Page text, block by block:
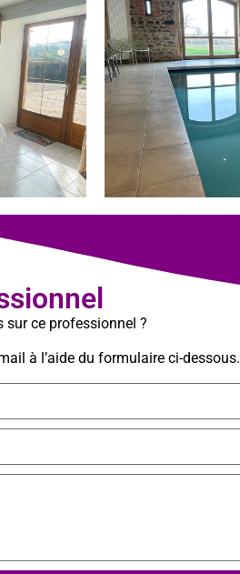
sur ce professionnel ?
à l’aide du formulaire ci-dessous.